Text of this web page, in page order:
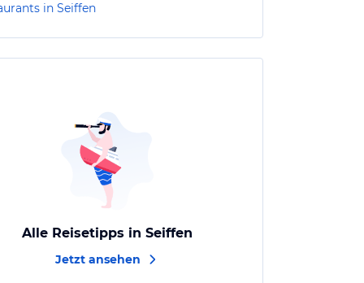
in Seiffen
Alle Reisetipps in Seiffen
Jetzt ansehen